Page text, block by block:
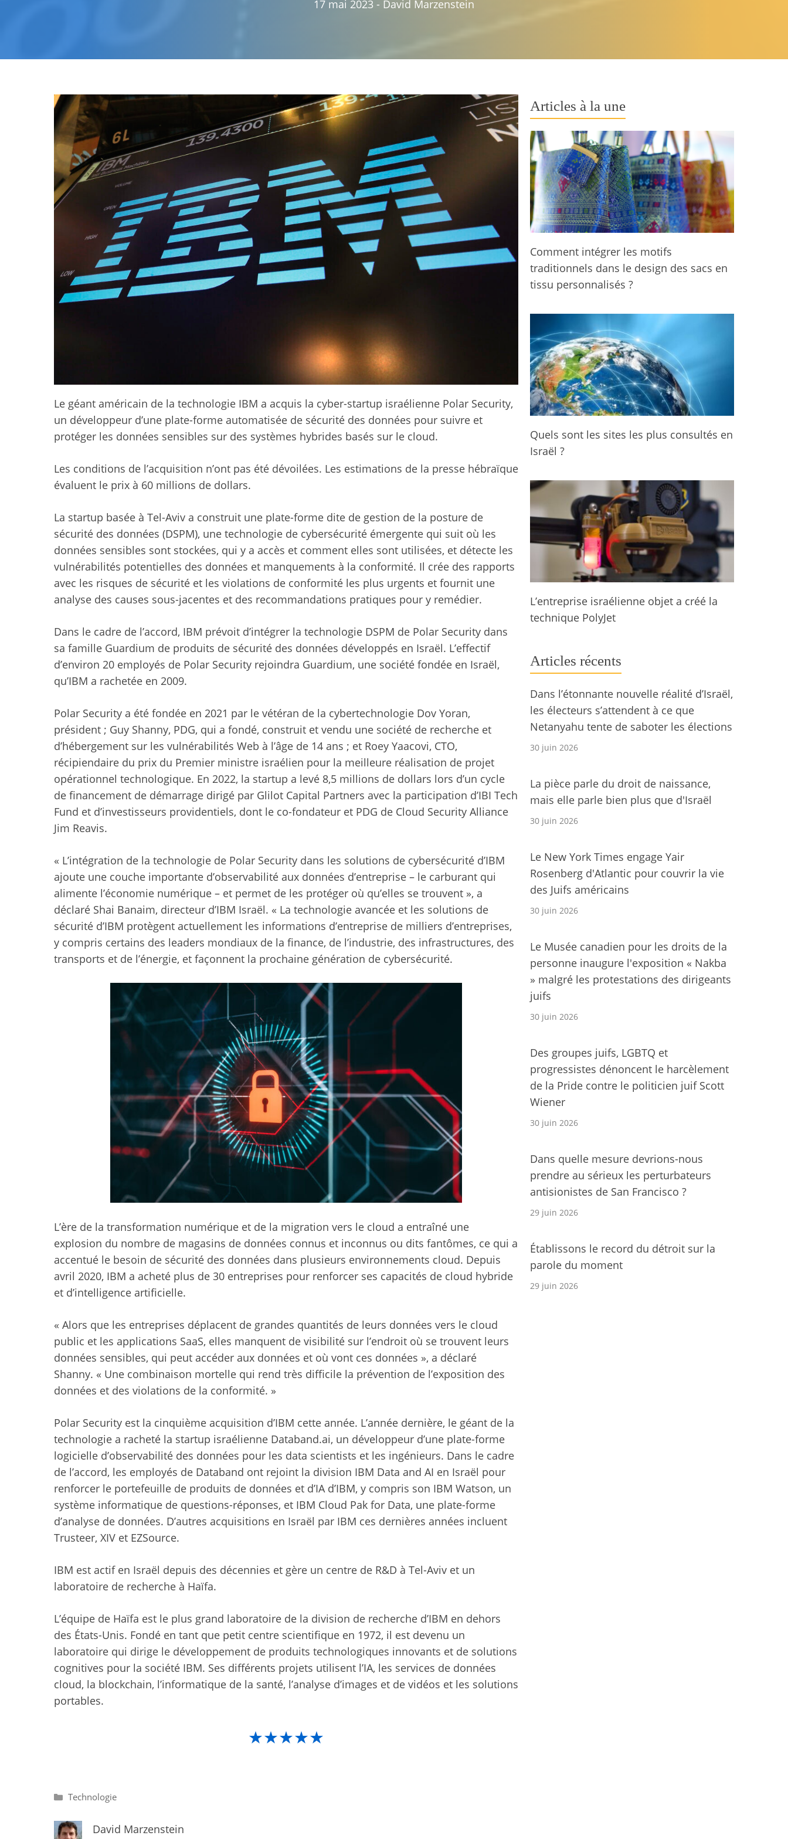
17 mai 2023 - David Marzenstein
Le géant américain de la technologie IBM a acquis la cyber-startup israélienne Polar Security,
un développeur d’une plate-forme automatisée de sécurité des données pour suivre et
protéger les données sensibles sur des systèmes hybrides basés sur le cloud.
Les conditions de l’acquisition n’ont pas été dévoilées. Les estimations de la presse hébraïque
évaluent le prix à 60 millions de dollars.
La startup basée à Tel-Aviv a construit une plate-forme dite de gestion de la posture de
sécurité des données (DSPM), une technologie de cybersécurité émergente qui suit où les
données sensibles sont stockées, qui y a accès et comment elles sont utilisées, et détecte les
vulnérabilités potentielles des données et manquements à la conformité. Il crée des rapports
avec les risques de sécurité et les violations de conformité les plus urgents et fournit une
analyse des causes sous-jacentes et des recommandations pratiques pour y remédier.
Dans le cadre de l’accord, IBM prévoit d’intégrer la technologie DSPM de Polar Security dans
sa famille Guardium de produits de sécurité des données développés en Israël. L’effectif
d’environ 20 employés de Polar Security rejoindra Guardium, une société fondée en Israël,
qu’IBM a rachetée en 2009.
Polar Security a été fondée en 2021 par le vétéran de la cybertechnologie Dov Yoran,
président ; Guy Shanny, PDG, qui a fondé, construit et vendu une société de recherche et
d’hébergement sur les vulnérabilités Web à l’âge de 14 ans ; et Roey Yaacovi, CTO,
récipiendaire du prix du Premier ministre israélien pour la meilleure réalisation de projet
opérationnel technologique. En 2022, la startup a levé 8,5 millions de dollars lors d’un cycle
de financement de démarrage dirigé par Glilot Capital Partners avec la participation d’IBI Tech
Fund et d’investisseurs providentiels, dont le co-fondateur et PDG de Cloud Security Alliance
Jim Reavis.
« L’intégration de la technologie de Polar Security dans les solutions de cybersécurité d’IBM
ajoute une couche importante d’observabilité aux données d’entreprise – le carburant qui
alimente l’économie numérique – et permet de les protéger où qu’elles se trouvent », a
déclaré Shai Banaim, directeur d’IBM Israël. « La technologie avancée et les solutions de
sécurité d’IBM protègent actuellement les informations d’entreprise de milliers d’entreprises,
y compris certains des leaders mondiaux de la finance, de l’industrie, des infrastructures, des
transports et de l’énergie, et façonnent la prochaine génération de cybersécurité.
L’ère de la transformation numérique et de la migration vers le cloud a entraîné une
explosion du nombre de magasins de données connus et inconnus ou dits fantômes, ce qui a
accentué le besoin de sécurité des données dans plusieurs environnements cloud. Depuis
avril 2020, IBM a acheté plus de 30 entreprises pour renforcer ses capacités de cloud hybride
et d’intelligence artificielle.
« Alors que les entreprises déplacent de grandes quantités de leurs données vers le cloud
public et les applications SaaS, elles manquent de visibilité sur l’endroit où se trouvent leurs
données sensibles, qui peut accéder aux données et où vont ces données », a déclaré
Shanny. « Une combinaison mortelle qui rend très difficile la prévention de l’exposition des
données et des violations de la conformité. »
Polar Security est la cinquième acquisition d’IBM cette année. L’année dernière, le géant de la
technologie a racheté la startup israélienne Databand.ai, un développeur d’une plate-forme
logicielle d’observabilité des données pour les data scientists et les ingénieurs. Dans le cadre
de l’accord, les employés de Databand ont rejoint la division IBM Data and AI en Israël pour
renforcer le portefeuille de produits de données et d’IA d’IBM, y compris son IBM Watson, un
système informatique de questions-réponses, et IBM Cloud Pak for Data, une plate-forme
d’analyse de données. D’autres acquisitions en Israël par IBM ces dernières années incluent
Trusteer, XIV et EZSource.
IBM est actif en Israël depuis des décennies et gère un centre de R&D à Tel-Aviv et un
laboratoire de recherche à Haïfa.
L’équipe de Haïfa est le plus grand laboratoire de la division de recherche d’IBM en dehors
des États-Unis. Fondé en tant que petit centre scientifique en 1972, il est devenu un
laboratoire qui dirige le développement de produits technologiques innovants et de solutions
cognitives pour la société IBM. Ses différents projets utilisent l’IA, les services de données
cloud, la blockchain, l’informatique de la santé, l’analyse d’images et de vidéos et les solutions
portables.
★★★★★
Catégories
Technologie
David Marzenstein
Articles à la une
Comment intégrer les motifs
traditionnels dans le design des sacs en
tissu personnalisés ?
Quels sont les sites les plus consultés en
Israël ?
L’entreprise israélienne objet a créé la
technique PolyJet
Articles récents
Dans l’étonnante nouvelle réalité d’Israël,
les électeurs s’attendent à ce que
Netanyahu tente de saboter les élections
30 juin 2026
La pièce parle du droit de naissance,
mais elle parle bien plus que d'Israël
30 juin 2026
Le New York Times engage Yair
Rosenberg d'Atlantic pour couvrir la vie
des Juifs américains
30 juin 2026
Le Musée canadien pour les droits de la
personne inaugure l'exposition « Nakba
» malgré les protestations des dirigeants
juifs
30 juin 2026
Des groupes juifs, LGBTQ et
progressistes dénoncent le harcèlement
de la Pride contre le politicien juif Scott
Wiener
30 juin 2026
Dans quelle mesure devrions-nous
prendre au sérieux les perturbateurs
antisionistes de San Francisco ?
29 juin 2026
Établissons le record du détroit sur la
parole du moment
29 juin 2026